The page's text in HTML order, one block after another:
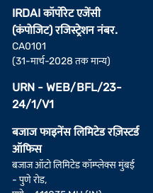
IRDAI कॉर्पोरेट एजेंसी
(कंपोजिट) रजिस्ट्रेशन नंबर.
CA0101
(31-मार्च-2028 तक मान्य)
URN - WEB/BFL/23-
24/1/V1
बजाज फाइनेंस लिमिटेड रज़िस्टर्ड
ऑफिस
बजाज ऑटो लिमिटेड कॉम्प्लेक्स मुंबई
- पुणे रोड,